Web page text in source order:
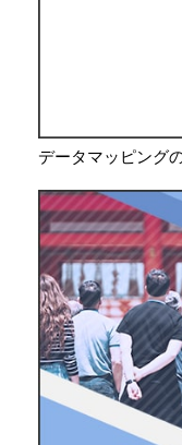
データマッピング